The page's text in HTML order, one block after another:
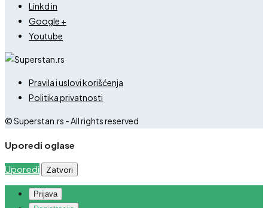
Linkd in
Google +
Youtube
Pravila i uslovi korišćenja
Politika privatnosti
© Superstan.rs - All rights reserved
Uporedi oglase
Uporedi Zatvori
Prijava